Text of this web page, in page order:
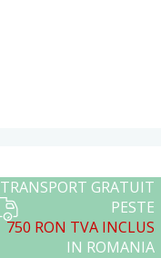
TRANSPORT GRATUIT
PESTE
750 RON TVA INCLUS
IN ROMANIA